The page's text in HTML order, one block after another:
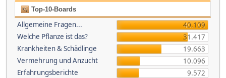
Top-10-Boards
Allgemeine Fragen...
40.109
Welche Pflanze ist das?
31.417
Krankheiten & Schädlinge
19.663
Vermehrung und Anzucht
10.096
Erfahrungsberichte
9.572